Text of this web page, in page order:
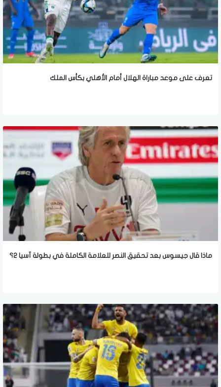
تعرف على موعد مباراة الهلال أمام الأهلي بكأس الملك
ماذا قال جيسوس بعد تحقيق النصر للعلامة الكاملة في بطولة آسيا 2؟